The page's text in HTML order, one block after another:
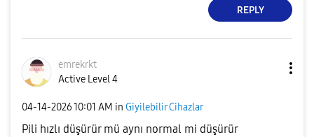
REPLY
emrekrkt
Active Level 4
‎04-14-202610:01 AM in Giyilebilir Cihazlar
Pili hızlı düşürür mü aynı normal mi düşürür